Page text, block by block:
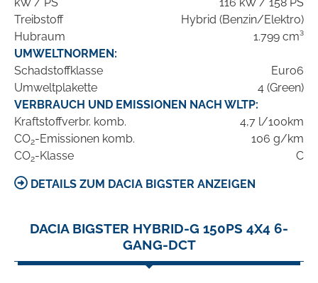
Treibstoff
Hybrid (Benzin/Elektro)
Hubraum
1.799 cm³
UMWELTNORMEN:
Schadstoffklasse
Euro6
Umweltplakette
4 (Green)
VERBRAUCH UND EMISSIONEN NACH WLTP:
Kraftstoffverbr. komb.
4,7 l/100km
CO2-Emissionen komb.
106 g/km
CO2-Klasse C
DETAILS ZUM DACIA BIGSTER ANZEIGEN
DACIA BIGSTER HYBRID-G 150PS 4X4 6-
GANG-DCT